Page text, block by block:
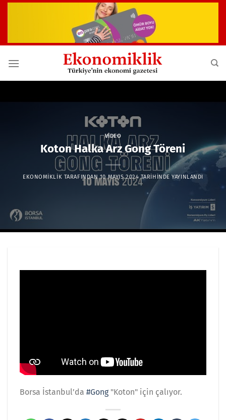
VIDEO
Koton Halka Arz Gong Töreni
EKONOMIKLIK TARAFINDAN 10 MAYIS 2024TARIHINDE YAYINLANDI
Borsa İstanbul’da #Gong"Koton" için çalıyor.